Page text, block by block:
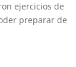
ejercicios de
preparar de